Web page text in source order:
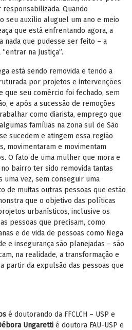
responsabilizada. Quando
seu auxílio aluguel um ano e meio
que está enfrentando agora, a
nada que pudesse ser feito – a
na Justiça”.
está sendo removida e tendo a
por projetos e intervenções
que seu comércio foi fechado, sem
e após a sucessão de remoções
como diarista, emprego que
famílias na zona sul de São
sucedem e atingem essa região
movimentaram e movimentam
O fato de uma mulher que mora e
bairro ter sido removida tantas
uma vez, sem conseguir uma
de muitas outras pessoas que estão
que o objetivo das políticas
urbanísticos, inclusive os
pessoas que precisam, como
e de vida de pessoas como Nega
e insegurança são planejadas – são
na realidade, a transformação e
partir da expulsão das pessoas que
é doutorando da FFCLCH – USP e
Ungaretti é doutora FAU-USP e